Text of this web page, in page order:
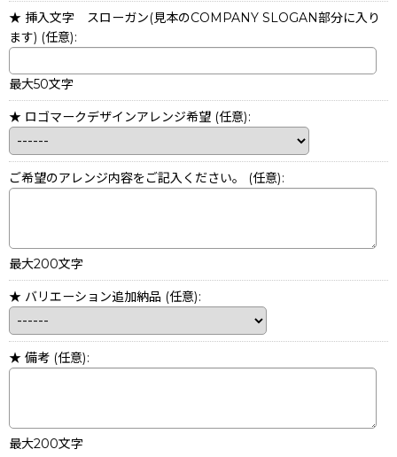
★ 挿入文字 スローガン(見本のCOMPANY SLOGAN部分に入り
ます) (任意):
最大50文字
★ ロゴマークデザインアレンジ希望 (任意):
ご希望のアレンジ内容をご記入ください。 (任意):
最大200文字
★ バリエーション追加納品 (任意):
★ 備考 (任意):
最大200文字